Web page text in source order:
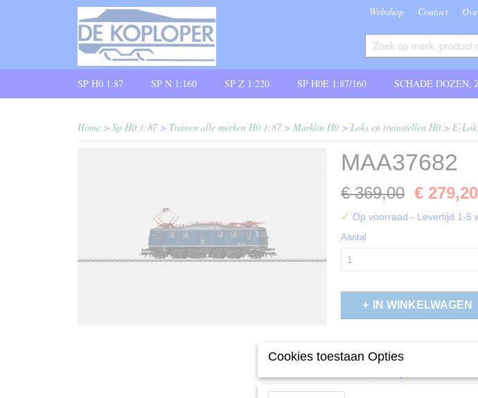
Webshop Contact
SP H0 1:87 SP N 1:160 SP Z 1:220 SP H0E 1:87/160 SCHADE DOZEN,
Home > Sp H0 1:87> Treinen alle merken H0 1:87> Marklin H0 > Loks en treinstellen H0 > E-
MAA37682
€ 369,00 € 279,20
✓ Op voorraad - Levertijd 1-5
Aantal
IN WINKELWAGEN
Omschrijving
Cookies toestaan Opties